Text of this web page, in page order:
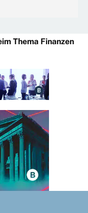
Thema Finanzen